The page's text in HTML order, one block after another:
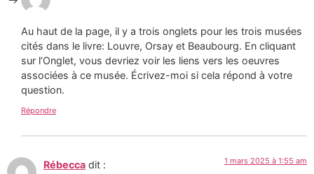
Au haut de la page, il y a trois onglets pour les trois musées
cités dans le livre: Louvre, Orsay et Beaubourg. En cliquant
sur l’Onglet, vous devriez voir les liens vers les oeuvres
associées à ce musée. Écrivez-moi si cela répond à votre
question.
Répondre
Rébecca dit : 1 mars 2025 à 1:55 am